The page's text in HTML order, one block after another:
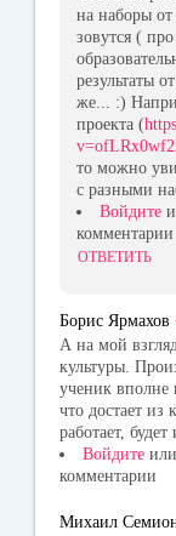
на наборы
зовутся (
результаты
же... :)
проекта (
то можно
с разными
Войдите
комментарии
ОТВЕТИТЬ
Борис Ярмахов
А на мой
культуры.
ученик вполне
что достает из
работает,
Войдите или
комментарии
Михаил